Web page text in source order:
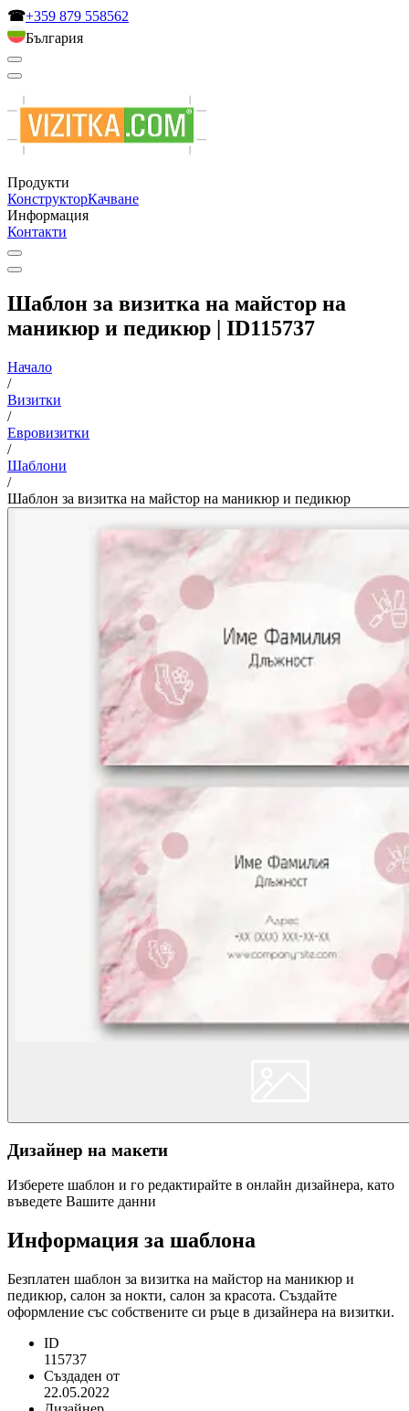
☎+359 879 558562
България
Продукти
КонструкторКачване
Информация
Контакти
Шаблон за визитка на майстор на
маникюр и педикюр | ID115737
Начало
/
Визитки
/
Евровизитки
/
Шаблони
/
Шаблон за визитка на майстор на маникюр и педикюр
Дизайнер на макети
Изберете шаблон и го редактирайте в онлайн дизайнера, като
въведете Вашите данни
Информация за шаблона
Безплатен шаблон за визитка на майстор на маникюр и
педикюр, салон за нокти, салон за красота. Създайте
оформление със собствените си ръце в дизайнера на визитки.
ID
115737
Създаден от
22.05.2022